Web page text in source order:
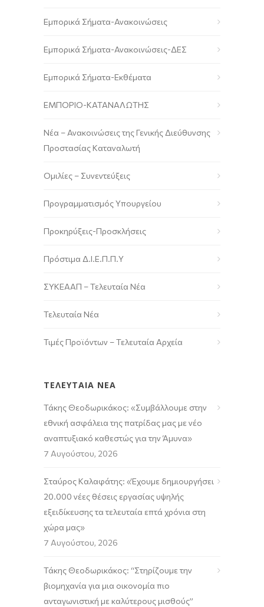
Εμπορικά Σήματα-Ανακοινώσεις
Εμπορικά Σήματα-Ανακοινώσεις-ΔΕΣ
Εμπορικά Σήματα-Εκθέματα
ΕΜΠΟΡΙΟ-ΚΑΤΑΝΑΛΩΤΗΣ
Νέα – Ανακοινώσεις της Γενικής Διεύθυνσης
Προστασίας Καταναλωτή
Ομιλίες – Συνεντεύξεις
Προγραμματισμός Υπουργείου
Προκηρύξεις-Προσκλήσεις
Πρόστιμα Δ.Ι.Ε.Π.Π.Υ
ΣΥΚΕΑΑΠ – Τελευταία Νέα
Τελευταία Νέα
Τιμές Προϊόντων – Τελευταία Αρχεία
ΤΕΛΕΥΤΑΙΑ ΝΕΑ
Τάκης Θεοδωρικάκος: «Συμβάλλουμε στην
εθνική ασφάλεια της πατρίδας μας με νέο
αναπτυξιακό καθεστώς για την Άμυνα»
7 Αυγούστου, 2026
Σταύρος Καλαφάτης: «Έχουμε δημιουργήσει
20.000 νέες θέσεις εργασίας υψηλής
εξειδίκευσης τα τελευταία επτά χρόνια στη
χώρα μας»
7 Αυγούστου, 2026
Τάκης Θεοδωρικάκος: “Στηρίζουμε την
βιομηχανία για μια οικονομία πιο
ανταγωνιστική με καλύτερους μισθούς”